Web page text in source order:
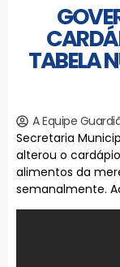
TABELA
A Equipe
Secretaria
alterou o
alimentos da
semanalmente.